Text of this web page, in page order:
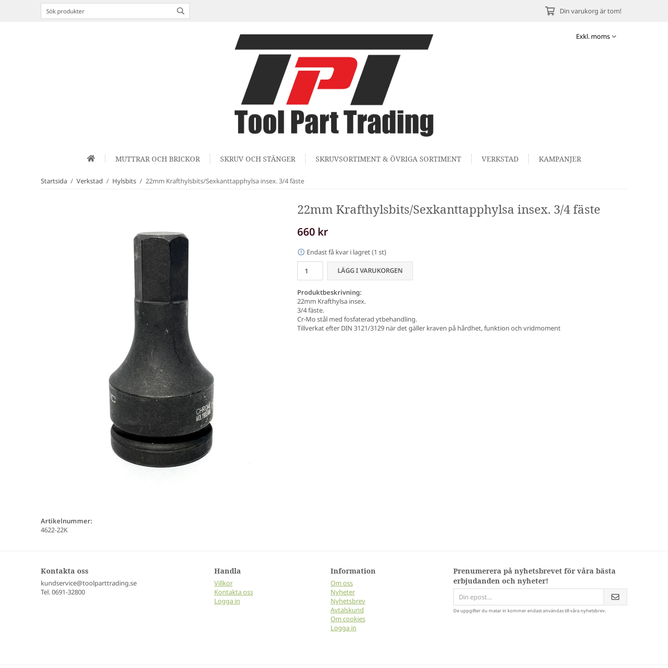
Din varukorg är tom!
MUTTRAR OCH BRICKOR SKRUV OCH STÄNGER SKRUVSORTIMENT & ÖVRIGA SORTIMENT VERKSTAD KAMPANJER
Startsida / Verkstad / Hylsbits / 22mm Krafthylsbits/Sexkanttapphylsa insex. 3/4 fäste
22mm Krafthylsbits/Sexkanttapphylsa insex. 3/4 fäste
660 kr
Endast få kvar i lagret (1 st)
LÄGG I VARUKORGEN
Produktbeskrivning:
22mm Krafthylsa insex.
3/4 fäste.
Cr-Mo stål med fosfaterad ytbehandling.
Tillverkat efter DIN 3121/3129 när det gäller kraven på hårdhet, funktion och vridmoment
Artikelnummer:
4622-22K
Kontakta oss
kundservice@toolparttrading.se
Tel. 0691-32800
Handla
Villkor
Kontakta oss
Logga in
Information
Om oss
Nyheter
Nyhetsbrev
Avtalskund
Om cookies
Logga in
Prenumerera på nyhetsbrevet för våra bästa
erbjudanden och nyheter!
De uppgifter du matar in kommer endast användas till våra nyhetsbrev.